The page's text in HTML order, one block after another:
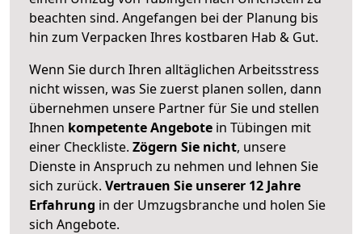
beachten sind. Angefangen bei der Planung bis
hin zum Verpacken Ihres kostbaren Hab & Gut.
Wenn Sie durch Ihren alltäglichen Arbeitsstress
nicht wissen, was Sie zuerst planen sollen, dann
übernehmen unsere Partner für Sie und stellen
Ihnen kompetente Angebote in Tübingen mit
einer Checkliste. Zögern Sie nicht, unsere
Dienste in Anspruch zu nehmen und lehnen Sie
sich zurück. Vertrauen Sie unserer 12 Jahre
Erfahrung in der Umzugsbranche und holen Sie
sich Angebote.